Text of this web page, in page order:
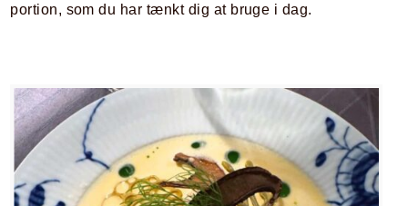
portion, som du har tænkt dig at bruge i dag.